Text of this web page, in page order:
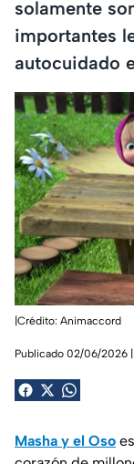
solamente
importantes
autocuidado
|Crédito: Animaccord
Publicado 02/06/2026 |
Masha y el Oso